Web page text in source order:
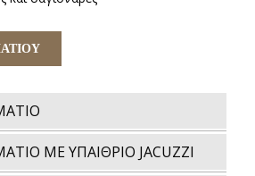
ΜΕ ΥΠΑΙΘΡΙΟ JACUZZI